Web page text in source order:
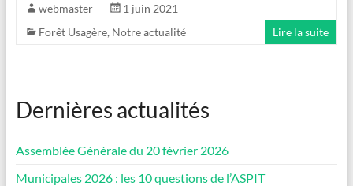
webmaster
1 juin 2021
Forêt Usagère, Notre actualité Lire la suite
Dernières actualités
Assemblée Générale du 20 février 2026
Municipales 2026 : les 10 questions de l’ASPIT